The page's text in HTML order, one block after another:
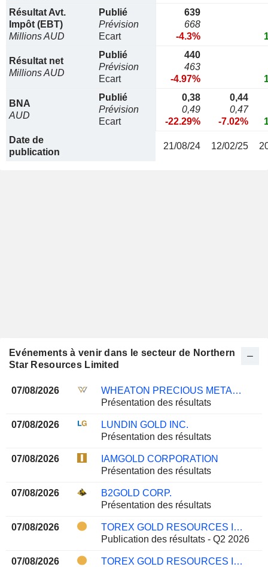
Résultat Avt.
Impôt (EBT)
Millions AUD
Publié
Prévision
Ecart
639
668
-4.3%
Résultat net
Millions AUD
Publié
Prévision
Ecart
440
463
-4.97%
BNA
AUD
Publié
Prévision
Ecart
0,38
0,49
-22.29%
0,44
0,47
-7.02%
Date de
publication
21/08/24 12/02/25
Evénements à venir dans le secteur de Northern
Star Resources Limited
07/08/2026
WHEATON PRECIOUS METALS CORP.
Présentation des résultats
07/08/2026
LUNDIN GOLD INC.
Présentation des résultats
07/08/2026
IAMGOLD CORPORATION
Présentation des résultats
07/08/2026
B2GOLD CORP.
Présentation des résultats
07/08/2026
TOREX GOLD RESOURCES INC.
Publication des résultats - Q2 2026
07/08/2026 TOREX GOLD RESOURCES INC.